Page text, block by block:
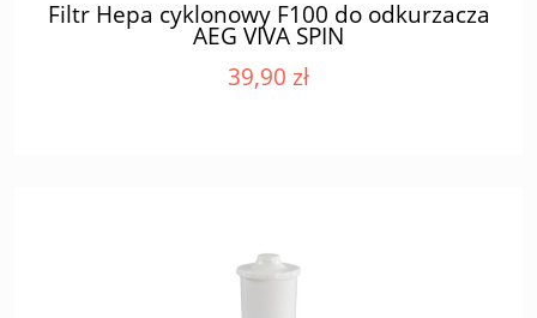
Filtr Hepa cyklonowy F100 do odkurzacza
AEG VIVA SPIN
39,90 zł